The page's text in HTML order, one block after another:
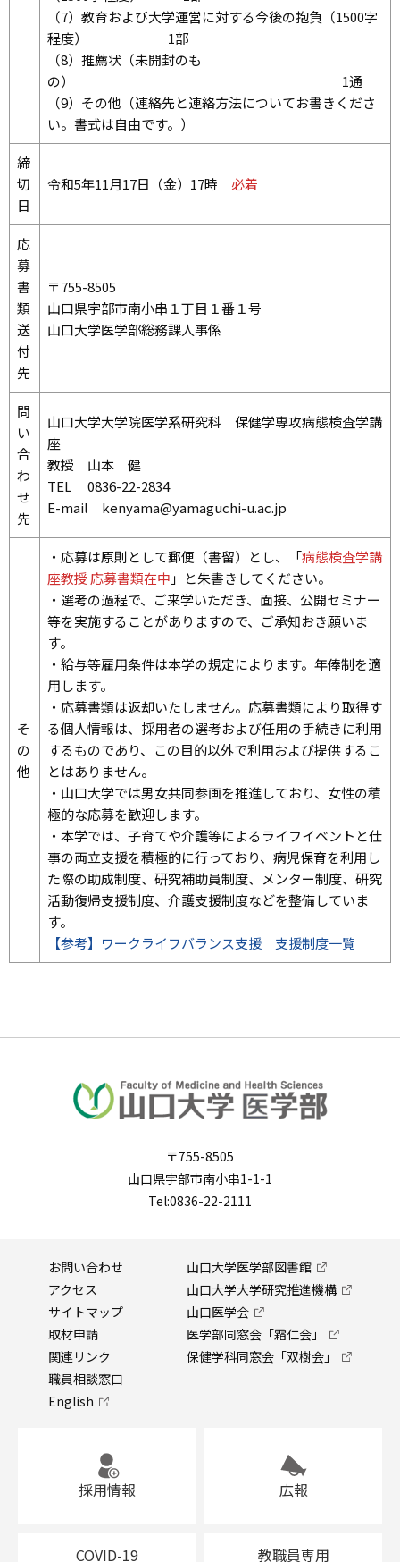
（7）教育および大学運営に対する今後の抱負（1500字
程度） 1部
（8）推薦状（未開封のも
の） 1通
（9）その他（連絡先と連絡方法についてお書きくださ
い。書式は自由です。）
締
切
日
令和5年11月17日（金）17時 必着
応
募
書
類
送
付
先
〒755-8505
山口県宇部市南小串１丁目１番１号
山口大学医学部総務課人事係
問
い
合
わ
せ
先
山口大学大学院医学系研究科 保健学専攻病態検査学講
座
教授 山本 健
TEL 0836-22-2834
E-mail kenyama@yamaguchi-u.ac.jp
そ
の
他
・応募は原則として郵便（書留）とし、「病態検査学講
座教授 応募書類在中 」と朱書きしてください。
・選考の過程で、ご来学いただき、面接、公開セミナー
等を実施することがありますので、ご承知おき願いま
す。
・給与等雇用条件は本学の規定によります。年俸制を適
用します。
・応募書類は返却いたしません。応募書類により取得す
る個人情報は、採用者の選考および任用の手続きに利用
するものであり、この目的以外で利用および提供するこ
とはありません。
・山口大学では男女共同参画を推進しており、女性の積
極的な応募を歓迎します。
・本学では、子育てや介護等によるライフイベントと仕
事の両立支援を積極的に行っており、病児保育を利用し
た際の助成制度、研究補助員制度、メンター制度、研究
活動復帰支援制度、介護支援制度などを整備していま
す。
【参考】ワークライフバランス支援 支援制度一覧
〒755-8505
山口県宇部市南小串1-1-1
Tel:0836-22-2111
お問い合わせ
アクセス
サイトマップ
取材申請
関連リンク
職員相談窓口
English
山口大学医学部図書館
山口大学大学研究推進機構
山口医学会
医学部同窓会「霜仁会」
保健学科同窓会「双樹会」
採用情報 広報
COVID-19 教職員専用